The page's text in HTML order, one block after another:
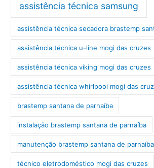
assistência técnica samsung
assistência técnica secadora brastemp
assistência técnica u-line mogi das cruzes
assistência técnica viking mogi das cruzes
assistência técnica whirlpool mogi das
brastemp santana de parnaíba
instalação brastemp santana de parnaíba
manutenção brastemp santana de parnaíba
técnico eletrodoméstico mogi das cruzes